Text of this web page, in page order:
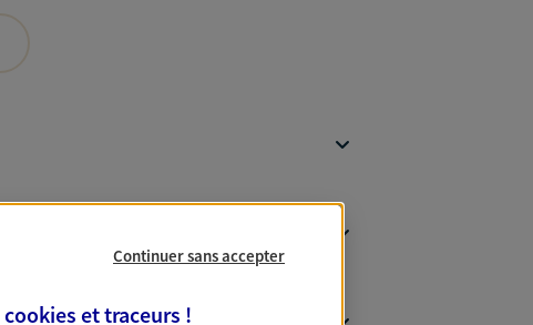
Continuer sans accepter
cookies et traceurs !